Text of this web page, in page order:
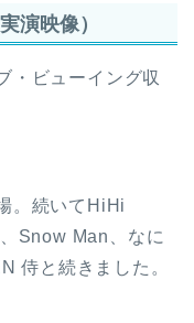
演映像）
・ビューイング収
。続いてHiHi
Snow Man、なに
侍と続きました。